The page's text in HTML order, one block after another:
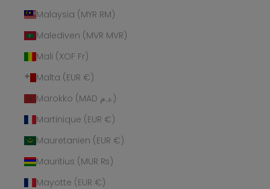
Malaysia (MYR RM)
Malediven (MVR MVR)
Mali (XOF Fr)
Malta (EUR €)
Marokko (MAD د.م.)
Martinique (EUR €)
Mauretanien (EUR €)
Mauritius (MUR ₨)
Mayotte (EUR €)